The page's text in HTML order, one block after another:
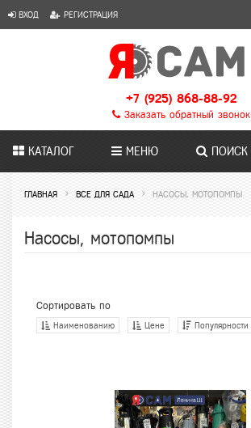
ВХОД РЕГИСТРАЦИЯ
+7 (925) 868-88-92
Заказать обратный звонок
КАТАЛОГ МЕНЮ ПОИСК
ГЛАВНАЯ ВСЕ ДЛЯ САДА НАСОСЫ, МОТОПОМПЫ
Насосы, мотопомпы
Сортировать по
Наименованию Цене Популярности